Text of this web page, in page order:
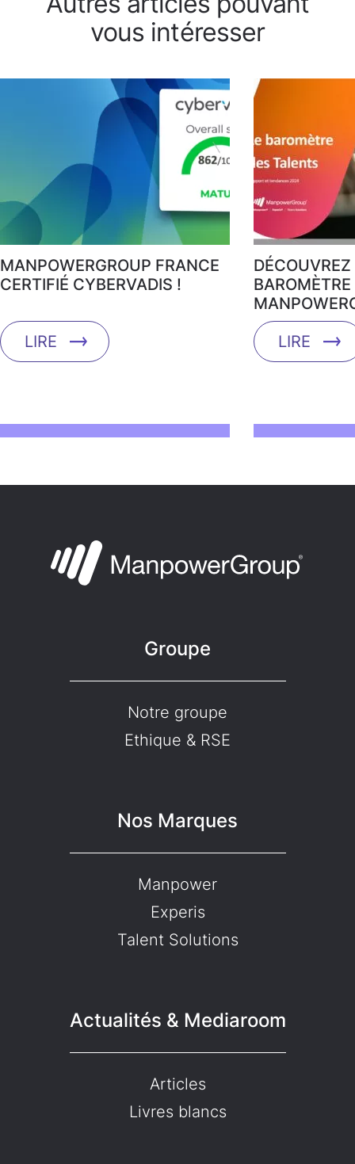
vous intéresser
MANPOWERGROUP FRANCE
CERTIFIÉ CYBERVADIS !
LIRE
DÉCOUVREZ
LIRE
Groupe
Notre groupe
Ethique & RSE
Nos Marques
Manpower
Experis
Talent Solutions
Actualités & Mediaroom
Articles
Livres blancs